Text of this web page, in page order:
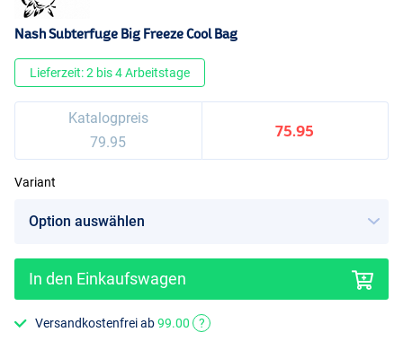
Nash Subterfuge Big Freeze Cool Bag
Lieferzeit: 2 bis 4 Arbeitstage
Katalogpreis
79.95
75.95
Variant
In den Einkaufswagen
Versandkostenfrei ab99.00
?